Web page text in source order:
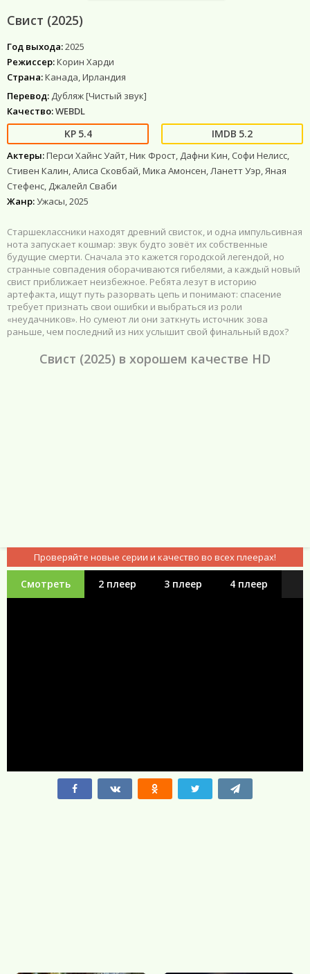
Свист (2025)
Год выхода:2025
Режиссер:Корин Харди
Страна:Канада, Ирландия
Перевод: Дубляж [Чистый звук]
Качество:WEBDL
5.4 5.2
Актеры:Перси Хайнс Уайт, Ник Фрост, Дафни Кин, Софи Нелисс,
Стивен Калин, Алиса Сковбай, Мика Амонсен, Ланетт Уэр, Яная
Стефенс, Джалейл Сваби
Жанр:Ужасы, 2025
Старшеклассники находят древний свисток, и одна импульсивная
нота запускает кошмар: звук будто зовёт их собственные
будущие смерти. Сначала это кажется городской легендой, но
странные совпадения оборачиваются гибелями, а каждый новый
свист приближает неизбежное. Ребята лезут в историю
артефакта, ищут путь разорвать цепь и понимают: спасение
требует признать свои ошибки и выбраться из роли
«неудачников». Но сумеют ли они заткнуть источник зова
раньше, чем последний из них услышит свой финальный вдох?
Свист (2025) в хорошем качестве HD
Проверяйте новые серии и качество во всех плеерах!
Смотреть 2 плеер 3 плеер 4 плеер